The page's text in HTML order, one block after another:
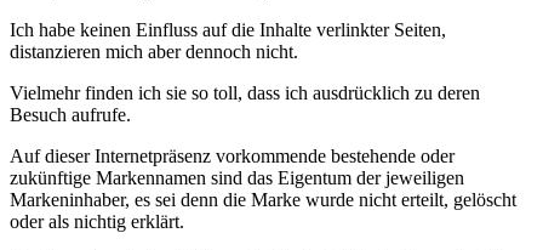
Ich habe keinen Einfluss auf die Inhalte verlinkter Seiten,
distanzieren mich aber dennoch nicht.
Vielmehr finden ich sie so toll, dass ich ausdrücklich zu deren
Besuch aufrufe.
Auf dieser Internetpräsenz vorkommende bestehende oder
zukünftige Markennamen sind das Eigentum der jeweiligen
Markeninhaber, es sei denn die Marke wurde nicht erteilt, gelöscht
oder als nichtig erklärt.